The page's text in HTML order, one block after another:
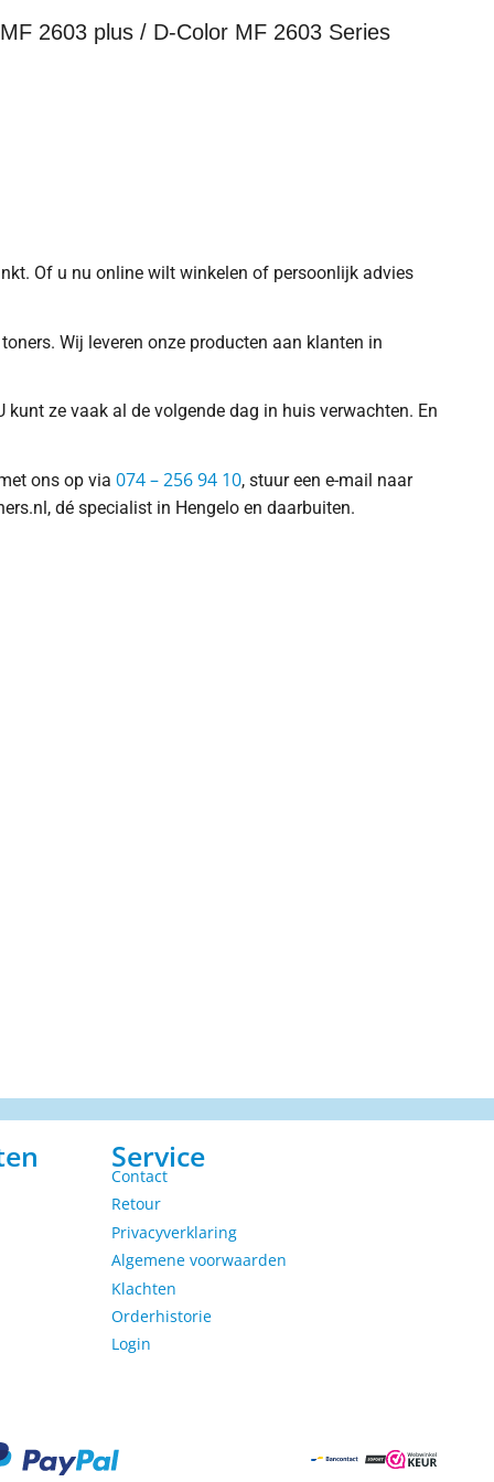
2603 plus / D-Color MF 2603 Series
Of u nu online wilt winkelen of persoonlijk advies
Wij leveren onze producten aan klanten in
ze vaak al de volgende dag in huis verwachten. En
ons op via 074 – 256 94 10, stuur een e-mail naar
dé specialist in Hengelo en daarbuiten.
Service
Contact
Retour
Privacyverklaring
Algemene voorwaarden
Klachten
Orderhistorie
Login